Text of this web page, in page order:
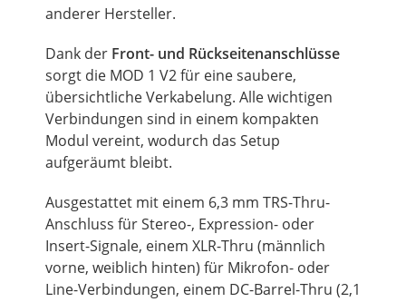
anderer Hersteller.
Dank der Front- und Rückseitenanschlüsse
sorgt die MOD 1 V2 für eine saubere,
übersichtliche Verkabelung. Alle wichtigen
Verbindungen sind in einem kompakten
Modul vereint, wodurch das Setup
aufgeräumt bleibt.
Ausgestattet mit einem 6,3 mm TRS-Thru-
Anschluss für Stereo-, Expression- oder
Insert-Signale, einem XLR-Thru (männlich
vorne, weiblich hinten) für Mikrofon- oder
Line-Verbindungen, einem DC-Barrel-Thru (2,1